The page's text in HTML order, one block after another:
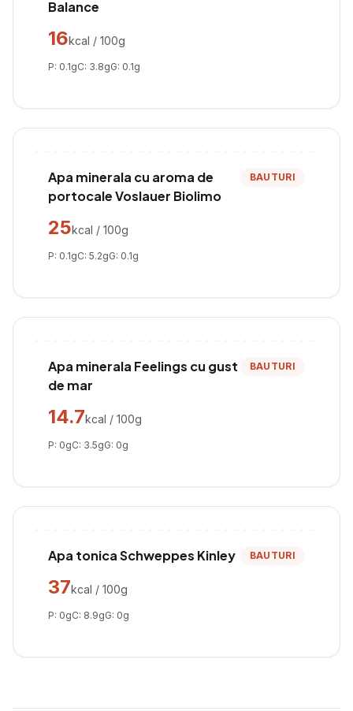
Balance
16kcal / 100g
P: 0.1gC: 3.8gG: 0.1g
Apa minerala cu aroma de
portocale Voslauer Biolimo
BAUTURI
25kcal / 100g
P: 0.1gC: 5.2gG: 0.1g
Apa minerala Feelings cu gust
de mar
BAUTURI
14.7kcal / 100g
P: 0gC: 3.5gG: 0g
Apa tonica Schweppes Kinley BAUTURI
37kcal / 100g
P: 0gC: 8.9gG: 0g